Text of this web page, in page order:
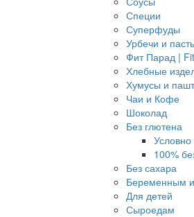
Специи
Суперфуды
Урбечи и
Фит Парад |
Хлебные
Хумусы и
Чаи и Кофе
Шоколад
Без глютена
100%
Без сахара
Беременным
Для детей
Сыроедам